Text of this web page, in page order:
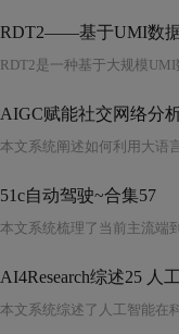
RDT2——基于UMI数
RDT2是一种基于大规模
AIGC赋能社交网络分
本文系统阐述如何利用大语言
51c自动驾驶~合集57
AI4Research综述25 人